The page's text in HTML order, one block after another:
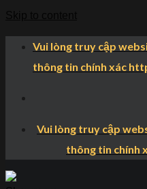
Vui lòng truy cập
thông tin chính xác
Vui lòng truy cập
thông tin chính